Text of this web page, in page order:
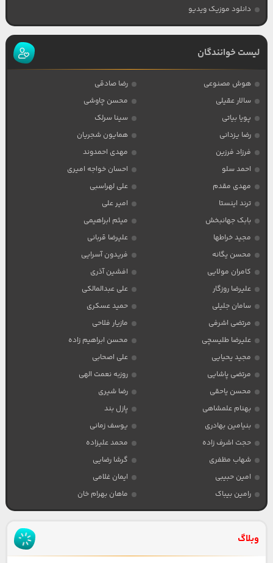
دانلود موزیک ویدیو
لیست خوانندگان
هوش مصنوعی
رضا صادقی
سالار عقیلی
محسن چاوشی
پویا بیاتی
سینا سرلک
رضا یزدانی
همایون شجریان
فرزاد فرزین
مهدی احمدوند
احمد سلو
احسان خواجه امیری
مهدی مقدم
علی لهراسبی
ترند اینستا
امیر علی
بابک جهانبخش
میثم ابراهیمی
مجید خراطها
علیرضا قربانی
محسن یگانه
فریدون آسرایی
کامران مولایی
افشین آذری
علیرضا روزگار
علی عبدالمالکی
سامان جلیلی
حمید عسکری
مرتضی اشرفی
مازیار فلاحی
علیرضا طلیسچی
محسن ابراهیم زاده
مجید یحیایی
علی اصحابی
مرتضی پاشایی
روزبه نعمت الهی
محسن یاحقی
رضا شیری
بهنام علمشاهی
پازل بند
بنیامین بهادری
یوسف زمانی
حجت اشرف زاده
محمد علیزاده
شهاب مظفری
گرشا رضایی
امین حبیبی
ایمان غلامی
رامین بیباک
ماهان بهرام خان
وبلاگ